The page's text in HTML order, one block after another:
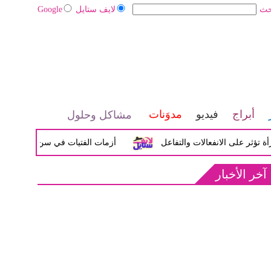
لايف ستايل Google
أبراج فيديو مدوَنات مشاكل وحلول
أزمات الفتيات في سن المراهقة بين الانفعالات والتفاعل
آخر الأخبار